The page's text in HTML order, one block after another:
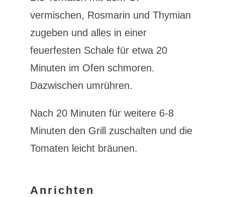
vermischen, Rosmarin und Thymian
zugeben und alles in einer
feuerfesten Schale für etwa 20
Minuten im Ofen schmoren.
Dazwischen umrühren.
Nach 20 Minuten für weitere 6-8
Minuten den Grill zuschalten und die
Tomaten leicht bräunen.
Anrichten